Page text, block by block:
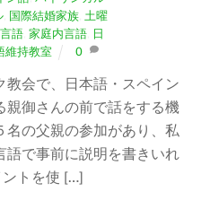
, 国際結婚家族, 土曜
語 家庭内言語 日
維持教室 0
教会で、日本語・スペイン
親御さんの前で話をする機
の父親の参加があり、私
語で事前に説明を書きいれ
トを使 […]